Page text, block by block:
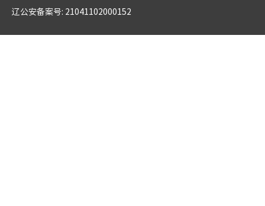
辽公安备案号: 21041102000152